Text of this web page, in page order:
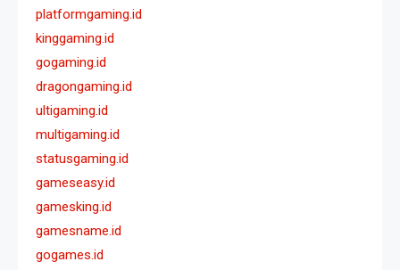
platformgaming.id
kinggaming.id
gogaming.id
dragongaming.id
ultigaming.id
multigaming.id
statusgaming.id
gameseasy.id
gamesking.id
gamesname.id
gogames.id